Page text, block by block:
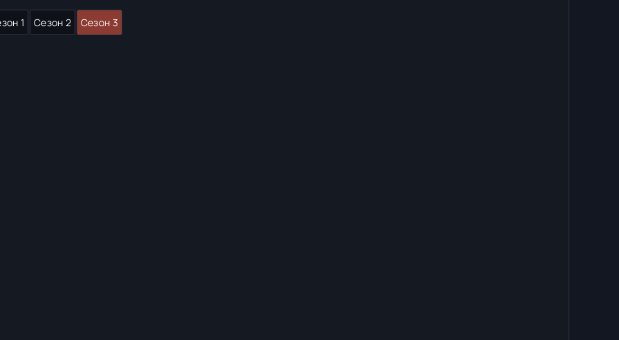
1 Сезон 2 Сезон 3